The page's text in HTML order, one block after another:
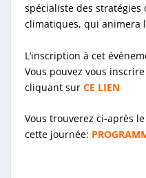
spécialiste des stratégies
climatiques, qui animera
L’inscription à cet
Vous pouvez vous inscrire
cliquant sur CE LIEN
Vous trouverez ci-après
cette journée: